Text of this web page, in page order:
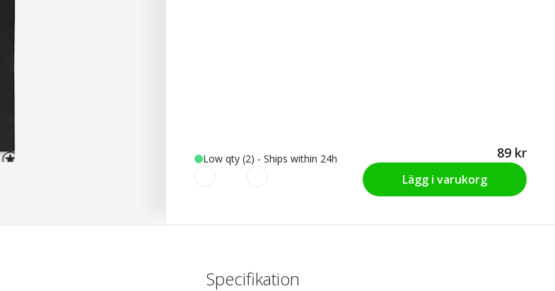
Low qty (2) - Ships within 24h 89 kr
Lägg i varukorg
Specifikation